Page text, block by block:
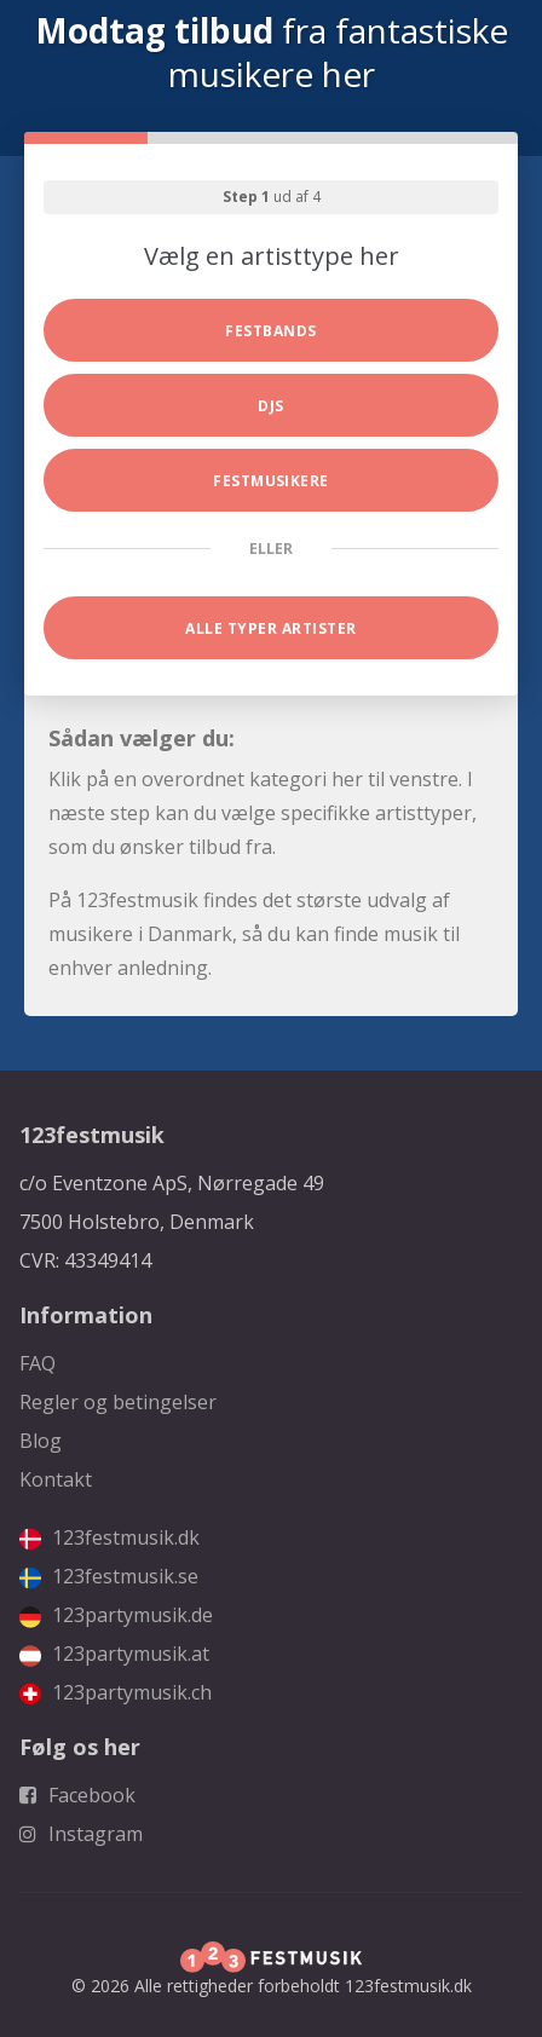
Modtag tilbud fra fantastiske
musikere her
Step 1 ud af 4
Vælg en artisttype her
FESTBANDS
DJS
FESTMUSIKERE
ELLER
ALLE TYPER ARTISTER
Sådan vælger du:
Klik på en overordnet kategori her til venstre. I
næste step kan du vælge specifikke artisttyper,
som du ønsker tilbud fra.
På 123festmusik findes det største udvalg af
musikere i Danmark, så du kan finde musik til
enhver anledning.
123festmusik
c/o Eventzone ApS, Nørregade 49
7500 Holstebro, Denmark
CVR: 43349414
Information
FAQ
Regler og betingelser
Blog
Kontakt
123festmusik.dk
123festmusik.se
123partymusik.de
123partymusik.at
123partymusik.ch
Følg os her
Facebook
Instagram
© 2026 Alle rettigheder forbeholdt 123festmusik.dk